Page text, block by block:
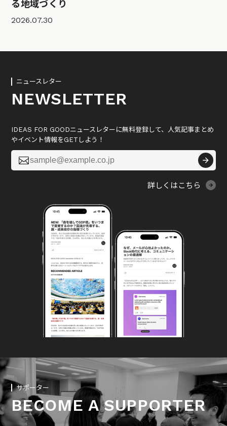
る地域づくり
2026.07.30
ニュースレター
NEWSLETTER
IDEAS FOR GOODニュースレターに無料登録して、人気記事まとめ
やイベント情報をGETしよう！

詳しくはこちら
サポーター
BECOME A SUPPORTER